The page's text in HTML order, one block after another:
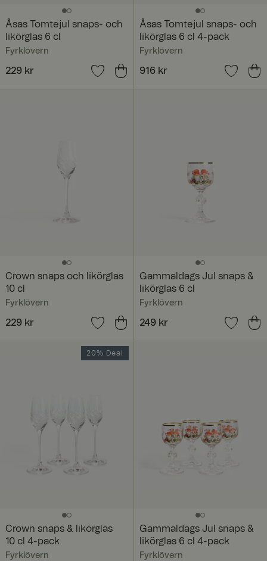
Åsas Tomtejul snaps- och
likörglas 6 cl
Fyrklövern
Pris :229 kr
229 kr
Åsas Tomtejul snaps- och
likörglas 6 cl 4-pack
Fyrklövern
Pris :916 kr
916 kr
Crown snaps och likörglas
10 cl
Fyrklövern
Pris :229 kr
229 kr
Gammaldags Jul snaps &
likörglas 6 cl
Fyrklövern
Pris :249 kr
249 kr
20% Deal
Crown snaps & likörglas
10 cl 4-pack
Fyrklövern
Gammaldags Jul snaps &
likörglas 6 cl 4-pack
Fyrklövern